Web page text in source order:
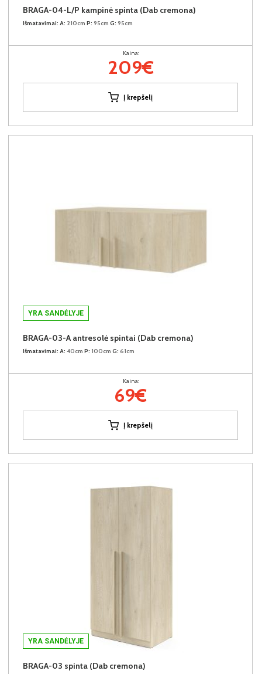
BRAGA-04-L/P kampinė spinta (Dab cremona)
Išmatavimai: A: 210cm P: 95cm G: 95cm
Kaina:
209€
Į krepšelį
YRA SANDĖLYJE
BRAGA-03-A antresolė spintai (Dab cremona)
Išmatavimai: A: 40cm P: 100cm G: 61cm
Kaina:
69€
Į krepšelį
YRA SANDĖLYJE
BRAGA-03 spinta (Dab cremona)